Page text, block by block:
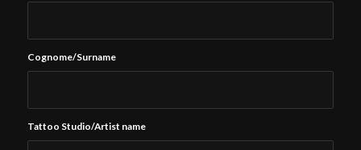
Cognome/Surname
Tattoo Studio/Artist name